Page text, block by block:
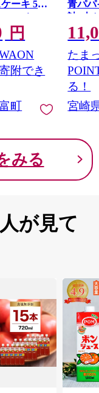
ーキ 5号
ホー
円
附でき
町
青パパ
計4本
たま
る！
宮崎
みる
が見て